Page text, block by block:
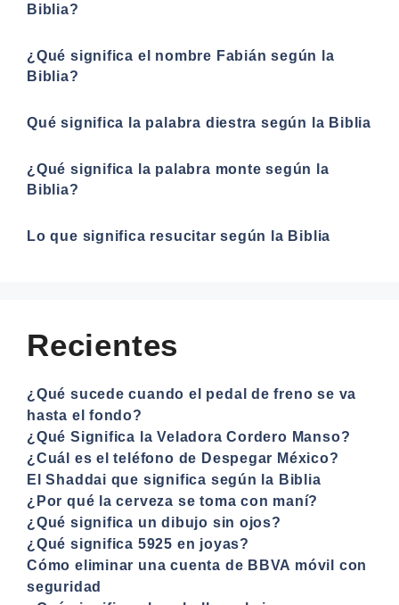
Biblia?
¿Qué significa el nombre Fabián según la
Biblia?
Qué significa la palabra diestra según la Biblia
¿Qué significa la palabra monte según la
Biblia?
Lo que significa resucitar según la Biblia
Recientes
¿Qué sucede cuando el pedal de freno se va
hasta el fondo?
¿Qué Significa la Veladora Cordero Manso?
¿Cuál es el teléfono de Despegar México?
El Shaddai que significa según la Biblia
¿Por qué la cerveza se toma con maní?
¿Qué significa un dibujo sin ojos?
¿Qué significa 5925 en joyas?
Cómo eliminar una cuenta de BBVA móvil con
seguridad